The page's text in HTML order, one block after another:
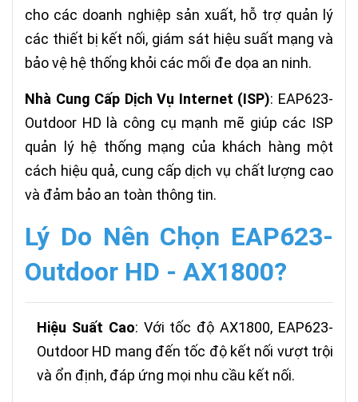
cho các doanh nghiệp sản xuất, hỗ trợ quản lý
các thiết bị kết nối, giám sát hiệu suất mạng và
bảo vệ hệ thống khỏi các mối đe dọa an ninh.
Nhà Cung Cấp Dịch Vụ Internet (ISP): EAP623-
Outdoor HD là công cụ mạnh mẽ giúp các ISP
quản lý hệ thống mạng của khách hàng một
cách hiệu quả, cung cấp dịch vụ chất lượng cao
và đảm bảo an toàn thông tin.
Lý Do Nên Chọn EAP623-
Outdoor HD - AX1800?
Hiệu Suất Cao: Với tốc độ AX1800, EAP623-
Outdoor HD mang đến tốc độ kết nối vượt trội
và ổn định, đáp ứng mọi nhu cầu kết nối.